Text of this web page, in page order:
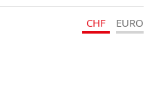
CHF EURO